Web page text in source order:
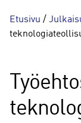
Etusivu /